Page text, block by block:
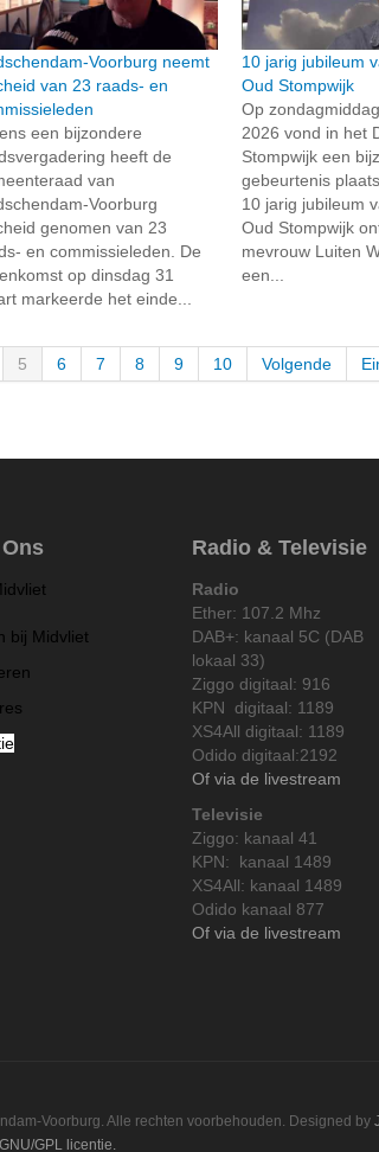
Voorburg neemt
van 23 raads- en
een bijzondere
heeft de
van
Voorburg
genomen van 23
en commissieleden. De
op dinsdag 31
markeerde het einde...
10 jarig jubileum
Oud Stompwijk
Op
2026 vond in het
Stompwijk een
gebeurtenis
10 jarig jubileum
Oud Stompwijk
mevrouw Luiten
een...
5 6 7 8 9 10 Volgende
bij Midvliet
Radio & Televisie
Radio
Ether: 107.2 Mhz
DAB+: kanaal 5C (DAB
lokaal 33)
Ziggo digitaal: 916
KPN digitaal: 1189
XS4All digitaal: 1189
Odido digitaal:2192
Of via de livestream
Televisie
Ziggo: kanaal 41
KPN: kanaal 1489
XS4All: kanaal 1489
Odido kanaal 877
Of via de livestream
Voorburg. Alle rechten voorbehouden. Designed by
GNU/GPL licentie.